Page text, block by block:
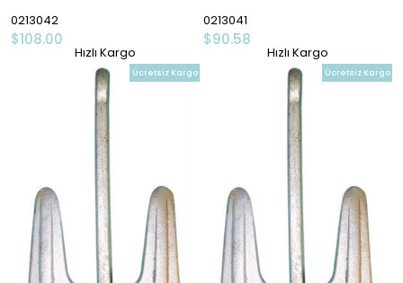
0213042
$108.00
Hızlı Kargo
0213041
$90.58
Hızlı Kargo
Ücretsiz Kargo Ücretsiz Kargo